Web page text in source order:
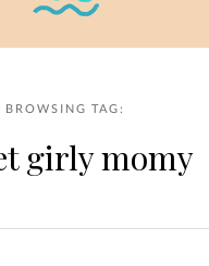
BROWSING TAG:
girly momy